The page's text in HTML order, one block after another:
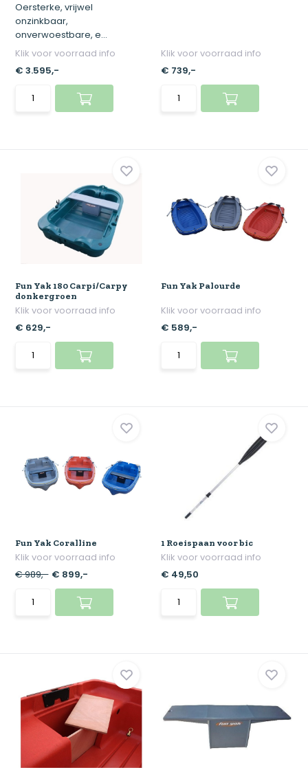
Oersterke, vrijwel
onzinkbaar,
onverwoestbare, e...
Klik voor voorraad info
€ 3.595,-
Klik voor voorraad info
€ 739,-
Fun Yak 180 Carpi/Carpy
donkergroen
Klik voor voorraad info
€ 629,-
Fun Yak Palourde
Klik voor voorraad info
€ 589,-
Fun Yak Coralline
Klik voor voorraad info
€ 989,- € 899,-
1 Roeispaan voor bic
Klik voor voorraad info
€ 49,50